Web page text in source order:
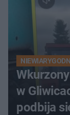
w
podbija